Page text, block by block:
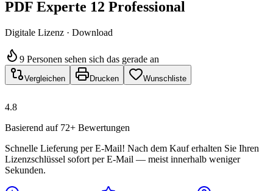
PDF Experte 12 Professional
Digitale Lizenz · Download
9 Personen sehen sich das gerade an
Vergleichen Drucken Wunschliste
4.8
Basierend auf 72+ Bewertungen
Schnelle Lieferung per E-Mail! Nach dem Kauf erhalten Sie Ihren
Lizenzschlüssel sofort per E-Mail — meist innerhalb weniger
Sekunden.